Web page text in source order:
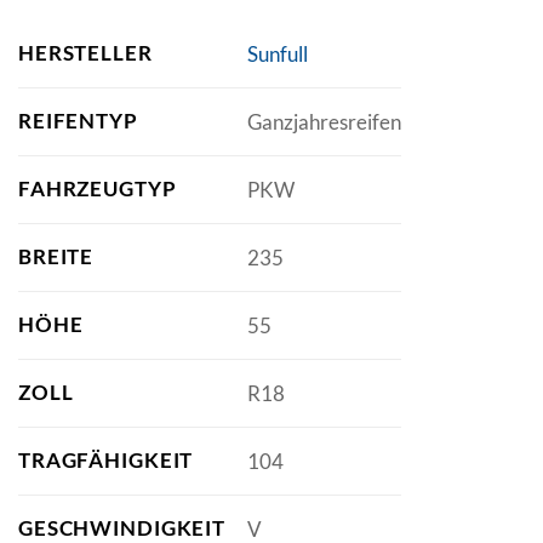
HERSTELLER Sunfull
REIFENTYP Ganzjahresreifen
FAHRZEUGTYP PKW
BREITE 235
HÖHE 55
ZOLL R18
TRAGFÄHIGKEIT 104
GESCHWINDIGKEIT V